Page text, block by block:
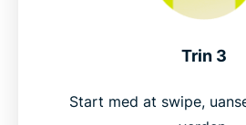
Trin 3
Start med at swipe,